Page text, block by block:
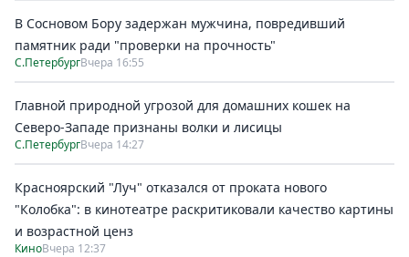
В Сосновом Бору задержан мужчина, повредивший
памятник ради "проверки на прочность"
С.ПетербургВчера 16:55
Главной природной угрозой для домашних кошек на
Северо-Западе признаны волки и лисицы
С.ПетербургВчера 14:27
Красноярский "Луч" отказался от проката нового
"Колобка": в кинотеатре раскритиковали качество картины
и возрастной ценз
КиноВчера 12:37